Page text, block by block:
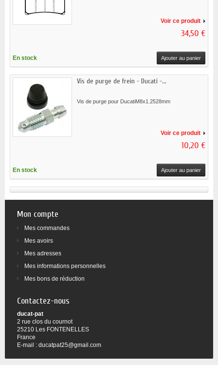
Voir ce produit
34,50 €
En stock Ajouter au panier
Vis de purge de frein - Ducati -...
Vis de purge pour DucatiM8x1.2528mm
Voir ce produit
10,20 €
En stock Ajouter au panier
Mon compte
Mes commandes
Mes avoirs
Mes adresses
Mes informations personnelles
Mes bons de réduction
Contactez-nous
ducat-pat
2 rue clos du cournot
25210 Les FONTENELLES
France
E-mail : ducatpat25@gmail.com